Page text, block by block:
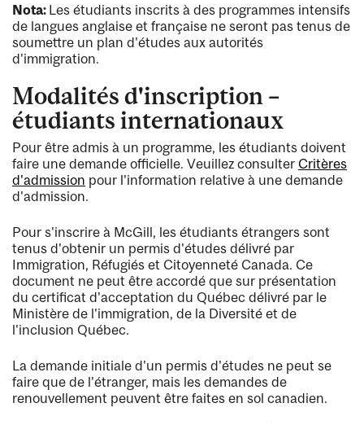
Nota: Les étudiants inscrits à des programmes intensifs
de langues anglaise et française ne seront pas tenus de
soumettre un plan d'études aux autorités
d'immigration.
Modalités d'inscription –
étudiants internationaux
Pour être admis à un programme, les étudiants doivent
faire une demande officielle. Veuillez consulter Critères
d'admission pour l'information relative à une demande
d'admission.
Pour s'inscrire à McGill, les étudiants étrangers sont
tenus d'obtenir un permis d'études délivré par
Immigration, Réfugiés et Citoyenneté Canada. Ce
document ne peut être accordé que sur présentation
du certificat d'acceptation du Québec délivré par le
Ministère de l'immigration, de la Diversité et de
l'inclusion Québec.
La demande initiale d'un permis d'études ne peut se
faire que de l'étranger, mais les demandes de
renouvellement peuvent être faites en sol canadien.